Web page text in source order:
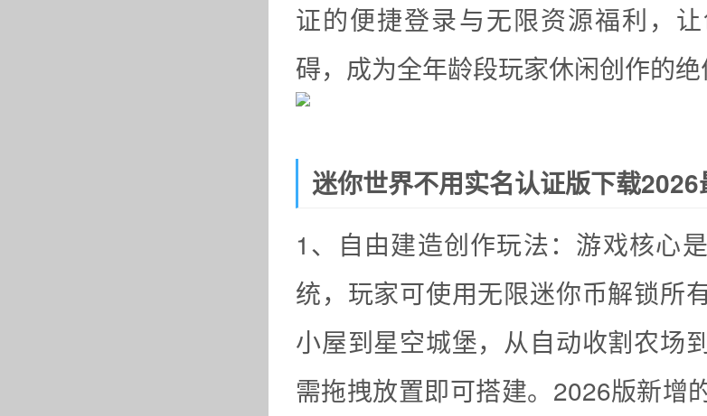
证的便捷登录与无限资源福利，
碍，成为全年龄段玩家休闲创作的绝
迷你世界不用实名认证版下载
1、自由建造创作玩法：游戏核心
统，玩家可使用无限迷你币解锁所
小屋到星空城堡，从自动收割农场
需拖拽放置即可搭建。2026版新增